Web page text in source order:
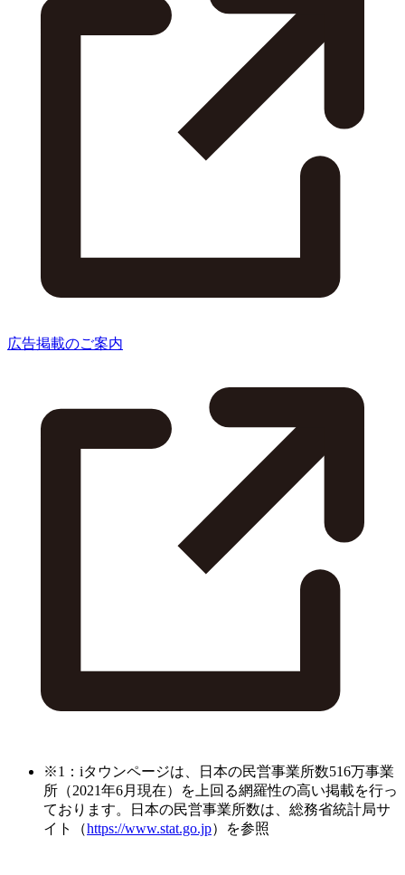
広告掲載のご案内
※1：iタウンページは、日本の民営事業所数516万事業
所（2021年6月現在）を上回る網羅性の高い掲載を行っ
ております。日本の民営事業所数は、総務省統計局サ
イト（https://www.stat.go.jp）を参照